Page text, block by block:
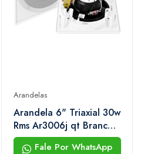
Arandelas
Arandela 6" Triaxial 30w
Rms Ar3006j qt Branca
Hayonik
Fale Por WhatsApp